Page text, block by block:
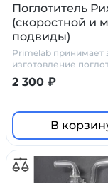
Поглотитель
(скоростной и
подвиды)
Primelab принимает
изготовление
Рихтера по нашим
или по ТЗ и чертежам
2 300 ₽
В